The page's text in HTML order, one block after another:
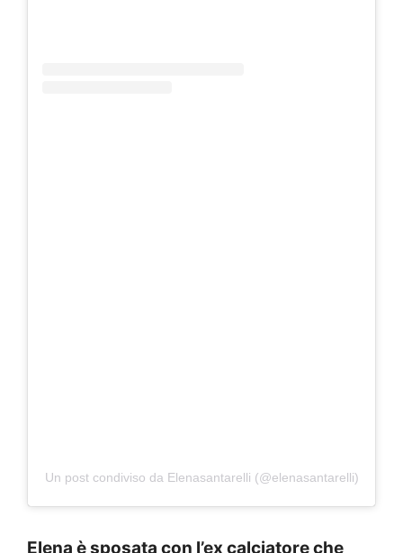
Un post condiviso da Elenasantarelli (@elenasantarelli)
Elena è sposata con l’ex calciatore che